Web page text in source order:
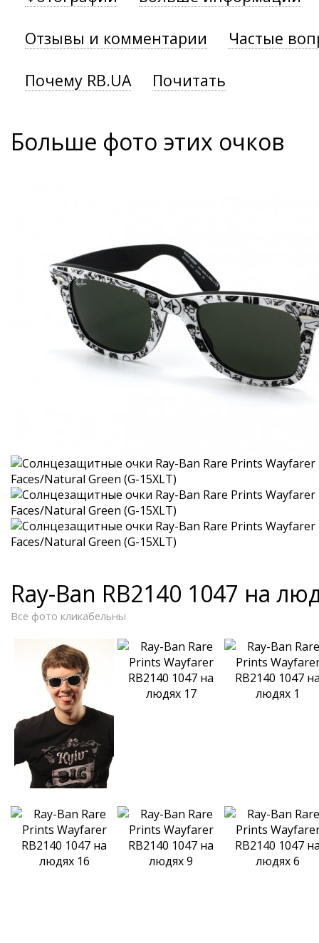
Отзывы и комментарии Частые
Почему RB.UA Почитать
Больше фото этих очков
Ray-Ban RB2140 1047 на
Все фото кликабельны